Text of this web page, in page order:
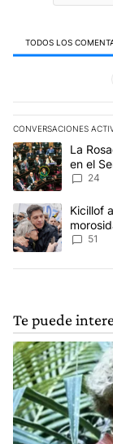
TODOS LOS
Todos los
CONVERSACIONES
Este listado
Un artículo de
La
en el
24
Un artículo deKicillof
51